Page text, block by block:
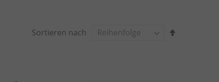
Sortieren nach